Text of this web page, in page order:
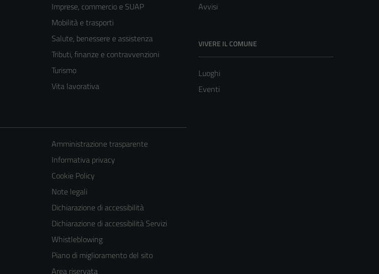
Imprese, commercio e SUAP
Mobilità e trasporti
Salute, benessere e assistenza
Tributi, finanze e contravvenzioni
Turismo
Vita lavorativa
Avvisi
VIVERE IL COMUNE
Luoghi
Eventi
Amministrazione trasparente
Informativa privacy
Cookie Policy
Note legali
Dichiarazione di accessibilità
Dichiarazione di accessibilità Servizi
Whistleblowing
Piano di miglioramento del sito
Area riservata